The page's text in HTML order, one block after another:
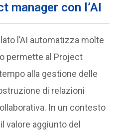
manager con l’AI
l’AI automatizza molte
permette al Project
alla gestione delle
di relazioni
In un contesto
valore aggiunto del